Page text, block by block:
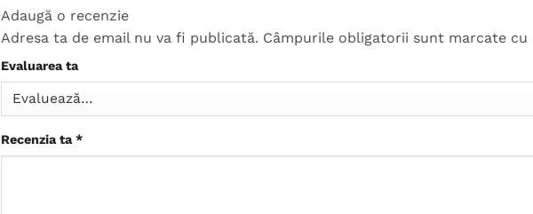
Adaugă o recenzie
Adresa ta de email nu va fi publicată. Câmpurile obligatorii sunt marcate cu
Evaluarea ta
Recenzia ta*